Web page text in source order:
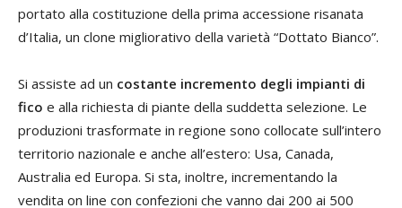
portato alla costituzione della prima accessione risanata
d’Italia, un clone migliorativo della varietà “Dottato Bianco”.
Si assiste ad un costante incremento degli impianti di
fico e alla richiesta di piante della suddetta selezione. Le
produzioni trasformate in regione sono collocate sull’intero
territorio nazionale e anche all’estero: Usa, Canada,
Australia ed Europa. Si sta, inoltre, incrementando la
vendita on line con confezioni che vanno dai 200 ai 500